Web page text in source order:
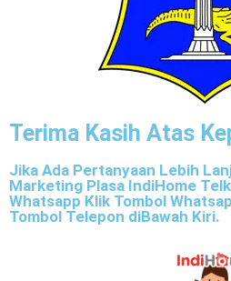
Terima Kasih Atas
Jika Ada Pertanyaan Lebih
Marketing Plasa IndiHome
Whatsapp Klik Tombol
Tombol Telepon diBawah Kiri.